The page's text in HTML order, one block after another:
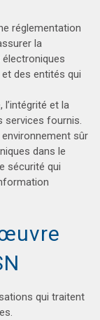
réglementation
la
des entités qui
et la
fournis.
environnement sûr
dans le
sécurité qui
qui traitent